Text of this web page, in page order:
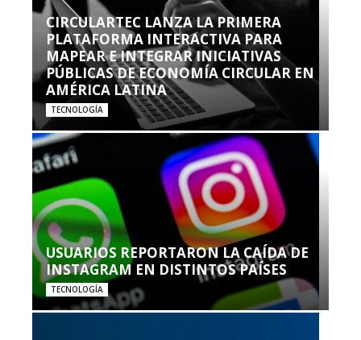
CIRCULARTEC LANZA LA PRIMERA
PLATAFORMA INTERACTIVA PARA
MAPEAR E INTEGRAR INICIATIVAS
PÚBLICAS DE ECONOMÍA CIRCULAR EN
AMÉRICA LATINA
TECNOLOGÍA
USUARIOS REPORTARON LA CAÍDA DE
INSTAGRAM EN DISTINTOS PAÍSES
TECNOLOGÍA